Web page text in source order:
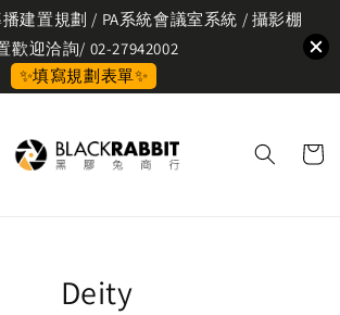
建置規劃 / PA系統會議室系統 / 攝影棚
歡迎洽詢/ 02-27942002
✨填寫規劃表單✨
Deity